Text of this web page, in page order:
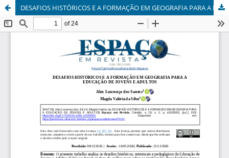
DESAFIOS HISTÓRICOS E A FORMAÇÃO EM GEOGRAFIA PARA A EDUCAÇÃO DE JOVENS E ADULTOS